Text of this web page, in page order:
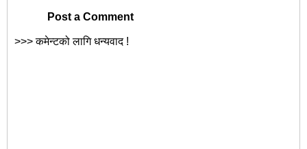
Post a Comment
>>> कमेन्टको लागि धन्यवाद !